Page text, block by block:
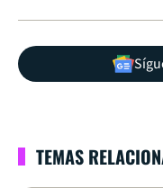
TEMAS